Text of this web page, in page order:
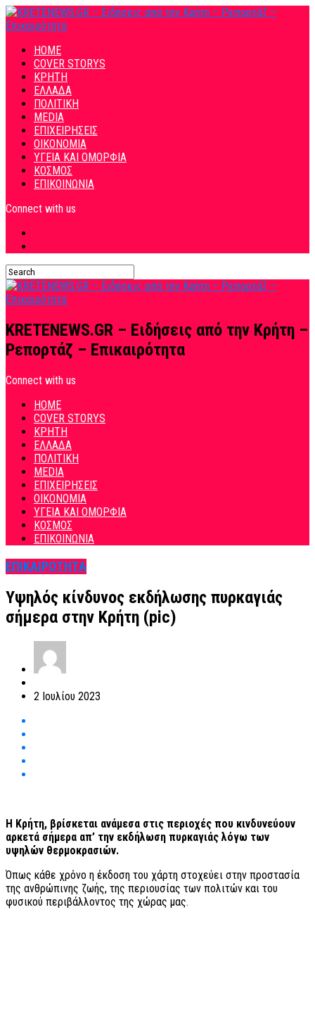
HOME
COVER STORYS
ΚΡΗΤΗ
ΕΛΛΑΔΑ
ΠΟΛΙΤΙΚΗ
MEDIA
ΕΠΙΧΕΙΡΗΣΕΙΣ
ΟΙΚΟΝΟΜΙΑ
ΥΓΕΙΑ ΚΑΙ ΟΜΟΡΦΙΑ
ΚΟΣΜΟΣ
ΕΠΙΚΟΙΝΩΝΙΑ
Connect with us
KRETENEWS.GR – Ειδήσεις από την Κρήτη –
Ρεπορτάζ – Επικαιρότητα
Connect with us
HOME
COVER STORYS
ΚΡΗΤΗ
ΕΛΛΑΔΑ
ΠΟΛΙΤΙΚΗ
MEDIA
ΕΠΙΧΕΙΡΗΣΕΙΣ
ΟΙΚΟΝΟΜΙΑ
ΥΓΕΙΑ ΚΑΙ ΟΜΟΡΦΙΑ
ΚΟΣΜΟΣ
ΕΠΙΚΟΙΝΩΝΙΑ
ΕΠΙΚΑΙΡΟΤΗΤΑ
Υψηλός κίνδυνος εκδήλωσης πυρκαγιάς
σήμερα στην Κρήτη (pic)
2 Ιουλίου 2023
Η Κρήτη, βρίσκεται ανάμεσα στις περιοχές που κινδυνεύουν
αρκετά σήμερα απ’ την εκδήλωση πυρκαγιάς λόγω των
υψηλών θερμοκρασιών.
Όπως κάθε χρόνο η έκδοση του χάρτη στοχεύει στην προστασία
της ανθρώπινης ζωής, της περιουσίας των πολιτών και του
φυσικού περιβάλλοντος της χώρας μας.